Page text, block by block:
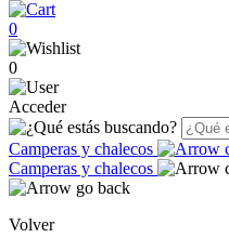
0
0
Acceder
Camperas y chalecos
Camperas y chalecos
Volver